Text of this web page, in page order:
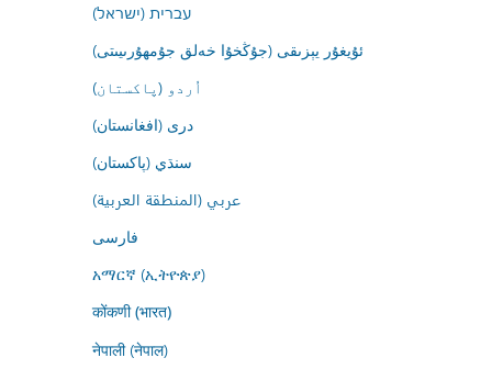
עברית (ישראל)
ئۇيغۇر يېزىقى (جۇڭخۇا خەلق جۇمھۇرىيىتى)
اُردو (پاکستان)
درى (افغانستان)
سنڌي (پاکستان)
عربي (المنطقة العربية)
فارسى
አማርኛ (ኢትዮጵያ)
कोंकणी (भारत)
नेपाली (नेपाल)